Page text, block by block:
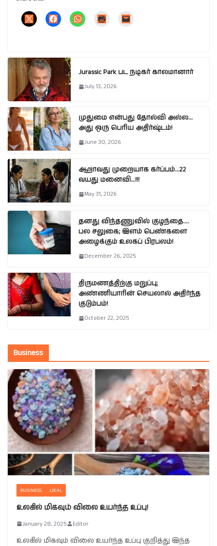
Jurassic Park பட நடிகர் காலமானார்
July 13, 2026
முதுமை என்பது தோல்வி அல்ல…
அது ஒரு பெரிய அதிர்ஷ்டம்!
June 30, 2026
ஆறாவது முறையாக கர்ப்பம்…22
வயது மனைவி…!!!
May 31, 2026
தனது விந்தணுவில் குழந்தை….
பல சலுகை; இளம் பெண்களை
அழைக்கும் உலகப் பிரபலம்!
December 26, 2025
திருமணத்திற்கு மறுப்பு;
அண்ணியாரின் செயலால் அதிர்ந்த
குடும்பம்!
October 22, 2025
Business
BUSINESS LOCAL
உலகில் மிகவும் விலை உயர்ந்த உப்பு!
January 28, 2025 Editor
உலகில் மிகவும் விலை உயர்ந்த உப்பு குறித்து இந்த